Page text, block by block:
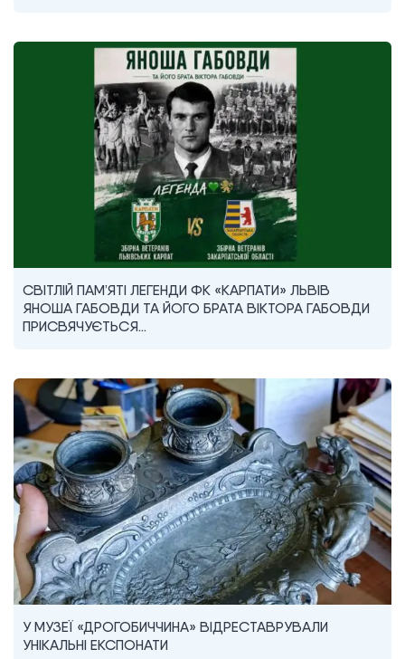
СВІТЛІЙ ПАМ’ЯТІ ЛЕГЕНДИ ФК «КАРПАТИ» ЛЬВІВ
ЯНОША ГАБОВДИ ТА ЙОГО БРАТА ВІКТОРА ГАБОВДИ
ПРИСВЯЧУЄТЬСЯ…
У МУЗЕЇ «ДРОГОБИЧЧИНА» ВІДРЕСТАВРУВАЛИ
УНІКАЛЬНІ ЕКСПОНАТИ